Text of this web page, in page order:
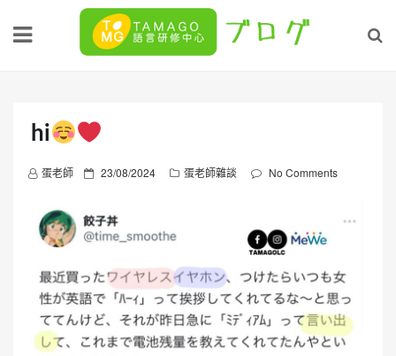
hi
蛋老師
P
s
t
d
o
n
23/08/2024 蛋老師雜談 No Comments